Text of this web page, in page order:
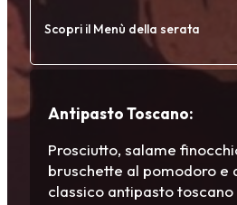
Scopri il Menù della serata
Antipasto Toscano:
Prosciutto, salame
bruschette al pomodoro e
classico antipasto